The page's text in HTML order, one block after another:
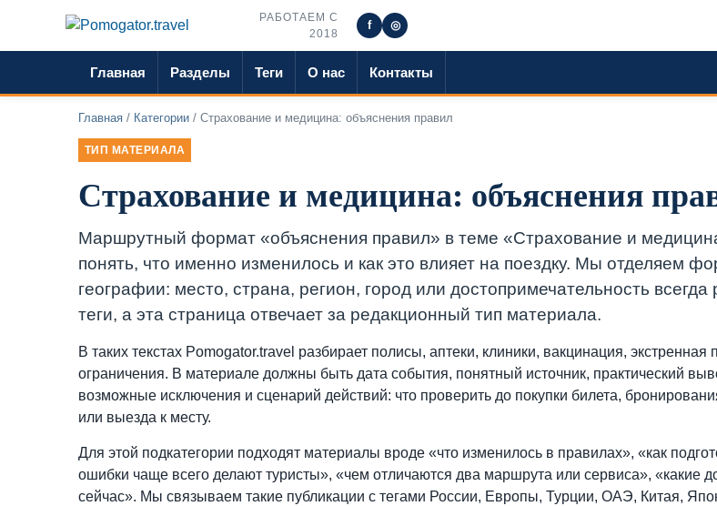
РАБОТАЕМ С
2018
f ◎
Главная Разделы Теги О нас Контакты
Главная / Категории / Страхование и медицина: объяснения правил
ТИП МАТЕРИАЛА
Страхование и медицина: объяснения
Маршрутный формат «объяснения правил» в теме «Страхование и
понять, что именно изменилось и как это влияет на поездку. Мы отделяем
географии: место, страна, регион, город или достопримечательность
теги, а эта страница отвечает за редакционный тип материала.
В таких текстах Pomogator.travel разбирает полисы, аптеки, клиники, вакцинация,
ограничения. В материале должны быть дата события, понятный источник, практический
возможные исключения и сценарий действий: что проверить до покупки билета,
или выезда к месту.
Для этой подкатегории подходят материалы вроде «что изменилось в правилах», «как
ошибки чаще всего делают туристы», «чем отличаются два маршрута или сервиса», «какие
сейчас». Мы связываем такие публикации с тегами России, Европы, Турции, ОАЭ, Китая,